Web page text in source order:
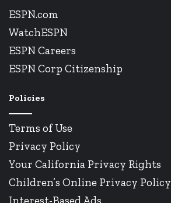
ESPN.com
WatchESPN
ESPN Careers
ESPN Corp Citizenship
Policies
Terms of Use
Privacy Policy
Your California Privacy Rights
Children’s Online Privacy Policy